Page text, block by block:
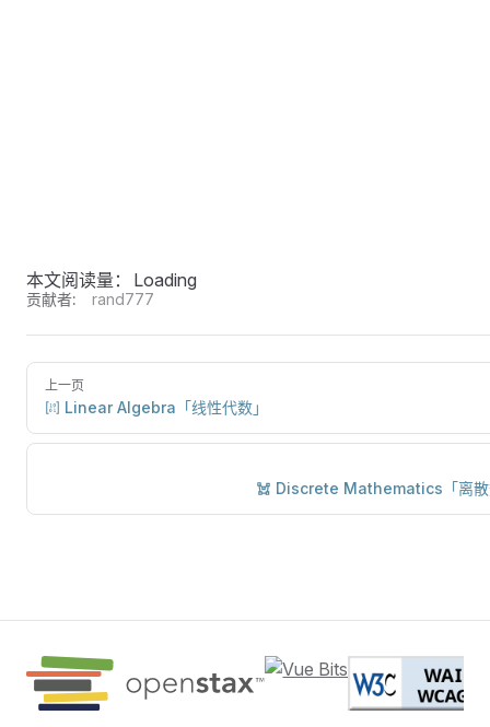
本文阅读量： Loading
贡献者: rand777
上一页
Linear Algebra「线性代数」
Discrete Mathematics「离散